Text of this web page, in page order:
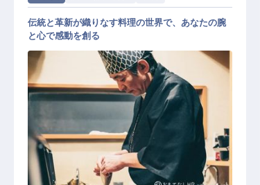
和食調理（副料理長候補）
伝統と革新が織りなす料理の世界で、あなたの腕
と心で感動を創る